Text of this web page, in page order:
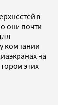
в
они почти
компании
на
этих